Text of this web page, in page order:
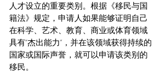
人才设立的重要类别。根据《移民与国
籍法》规定，申请人如果能够证明自己
在科学、艺术、教育、商业或体育领域
具有“杰出能力”，并在该领域获得持续的
国家或国际声誉，就可以申请该类别的
移民。